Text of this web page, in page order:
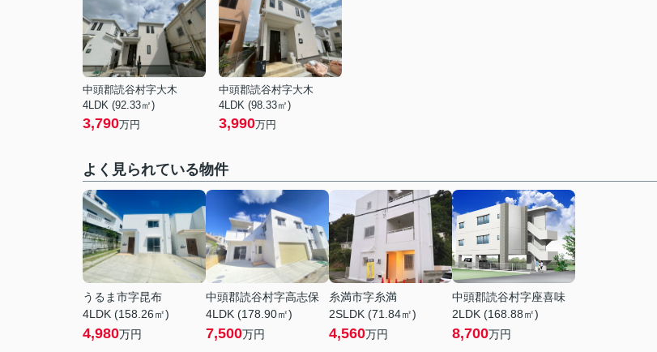
中頭郡読谷村字大木
4LDK (92.33㎡)
3,790万円
中頭郡読谷村字大木
4LDK (98.33㎡)
3,990万円
よく見られている物件
うるま市字昆布
4LDK (158.26㎡)
4,980万円
中頭郡読谷村字高志保
4LDK (178.90㎡)
7,500万円
糸満市字糸満
2SLDK (71.84㎡)
4,560万円
中頭郡読谷村字座喜味
2LDK (168.88㎡)
8,700万円